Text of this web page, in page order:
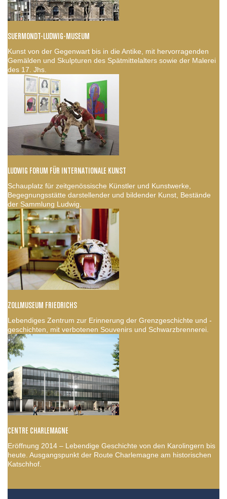
SUERMONDT-LUDWIG-MUSEUM
Kunst von der Gegenwart bis in die Antike, mit hervorragenden
Gemälden und Skulpturen des Spätmittelalters sowie der Malerei
des 17. Jhs.
LUDWIG FORUM FÜR INTERNATIONALE KUNST
Schauplatz für zeitgenössische Künstler und Kunstwerke,
Begegnungsstätte darstellender und bildender Kunst, Bestände
der Sammlung Ludwig.
ZOLLMUSEUM FRIEDRICHS
Lebendiges Zentrum zur Erinnerung der Grenzgeschichte und -
geschichten, mit verbotenen Souvenirs und Schwarzbrennerei.
CENTRE CHARLEMAGNE
Eröffnung 2014 – Lebendige Geschichte von den Karolingern bis
heute. Ausgangspunkt der Route Charlemagne am historischen
Katschhof.